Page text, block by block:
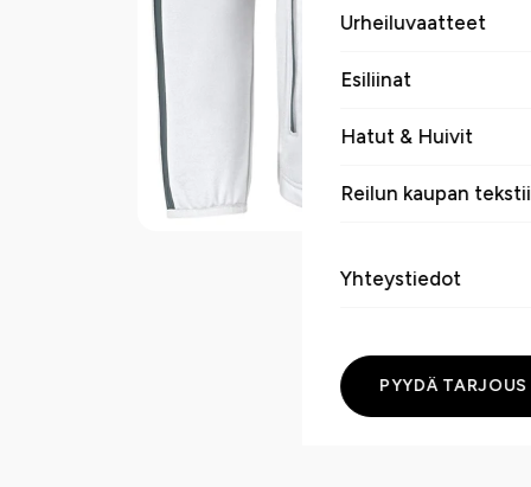
Urheiluvaatteet
Esiliinat
Hatut & Huivit
Reilun kaupan
Yhteystiedot
PYYDÄ TARJOUS